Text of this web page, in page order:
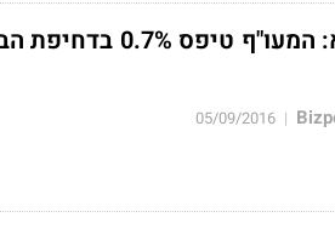
|
05/09/2016